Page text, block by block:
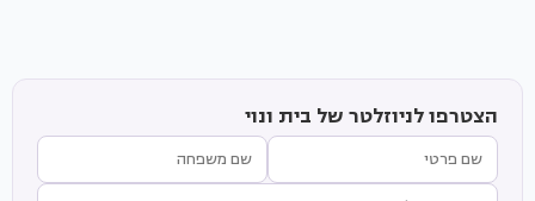
הצטרפו לניוזלטר של בית ונוי